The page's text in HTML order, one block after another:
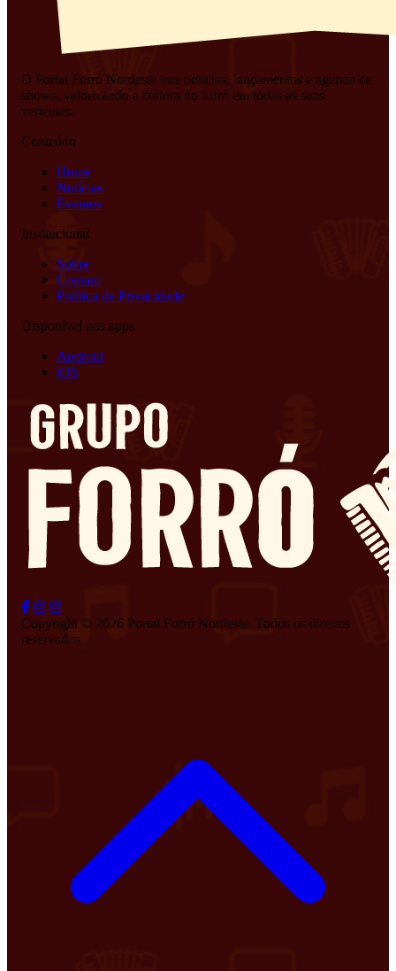
O Portal Forró Nordeste traz notícias, lançamentos e agenda de
shows, valorizando a cultura do forró em todas as suas
vertentes.
Conteúdo
Home
Notícias
Eventos
Institucional
Sobre
Contato
Política de Privacidade
Disponível nos apps
Android
iOS
Copyright © 2026 Portal Forró Nordeste. Todos os direitos
reservados.